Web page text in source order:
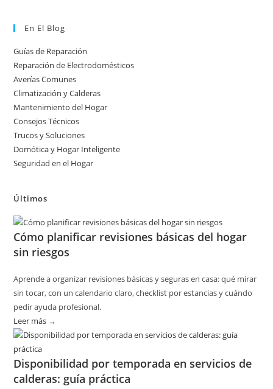
En El Blog
Guías de Reparación
Reparación de Electrodomésticos
Averías Comunes
Climatización y Calderas
Mantenimiento del Hogar
Consejos Técnicos
Trucos y Soluciones
Domótica y Hogar Inteligente
Seguridad en el Hogar
Últimos
Cómo planificar revisiones básicas del hogar
sin riesgos
Aprende a organizar revisiones básicas y seguras en casa: qué mirar
sin tocar, con un calendario claro, checklist por estancias y cuándo
pedir ayuda profesional.
Leer más →
Cómo
revisiones
básicas
Disponibilidad por temporada en servicios de
calderas: guía práctica